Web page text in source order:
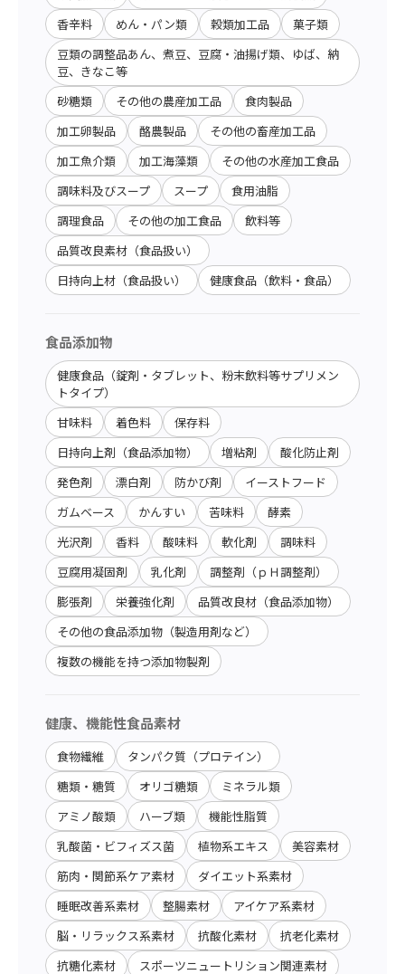
香辛料 めん・パン類 穀類加工品 菓子類
豆類の調整品あん、煮豆、豆腐・油揚げ類、ゆば、納
豆、きなこ等
砂糖類 その他の農産加工品 食肉製品
加工卵製品 酪農製品 その他の畜産加工品
加工魚介類 加工海藻類 その他の水産加工食品
調味料及びスープ スープ 食用油脂
調理食品 その他の加工食品 飲料等
品質改良素材（食品扱い）
日持向上材（食品扱い） 健康食品（飲料・食品）
食品添加物
健康食品（錠剤・タブレット、粉末飲料等サプリメン
トタイプ）
甘味料 着色料 保存料
日持向上剤（食品添加物） 増粘剤 酸化防止剤
発色剤 漂白剤 防かび剤 イーストフード
ガムベース かんすい 苦味料 酵素
光沢剤 香料 酸味料 軟化剤 調味料
豆腐用凝固剤 乳化剤 調整剤（ｐＨ調整剤）
膨張剤 栄養強化剤 品質改良材（食品添加物）
その他の食品添加物（製造用剤など）
複数の機能を持つ添加物製剤
健康、機能性食品素材
食物繊維 タンパク質（プロテイン）
糖類・糖質 オリゴ糖類 ミネラル類
アミノ酸類 ハーブ類 機能性脂質
乳酸菌・ビフィズス菌 植物系エキス 美容素材
筋肉・関節系ケア素材 ダイエット系素材
睡眠改善系素材 整腸素材 アイケア系素材
脳・リラックス系素材 抗酸化素材 抗老化素材
抗糖化素材 スポーツニュートリション関連素材